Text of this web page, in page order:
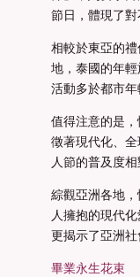
節日，體現了對
相較於東亞的
地，泰國的年
活動多於都市年
值得注意的是
徵著現代化、
人節的普及度
綜觀亞洲各地
人擁抱的現代
更揭示了亞洲
畢業永生花束